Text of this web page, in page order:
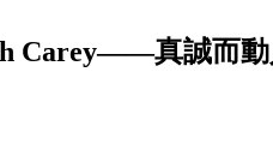
Carey——真誠而動